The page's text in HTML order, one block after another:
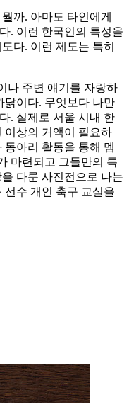
까. 아마도 타인에게
. 이런 한국인의 특성을
다. 이런 제도는 특히
나 주변 얘기를 자랑하
닭이다. 무엇보다 나만
. 실제로 서울 시내 한
이상의 거액이 필요하
아리 활동을 통해 멤
마련되고 그들만의 특
다룬 사진전으로 나는
선수 개인 축구 교실을